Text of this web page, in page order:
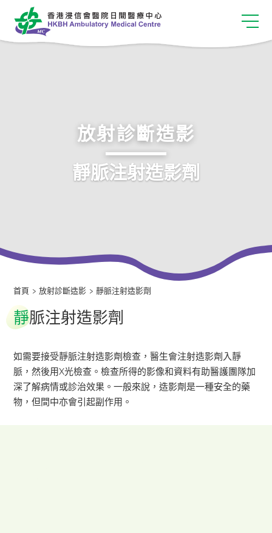
放射診斷造影
靜脈注射造影劑
首頁 > 放射診斷造影 > 靜脈注射造影劑
靜脈注射造影劑
如需要接受靜脈注射造影劑檢查，醫生會注射造影劑入靜
脈，然後用X光檢查。檢查所得的影像和資料有助醫護團隊加
深了解病情或診治效果。一般來說，造影劑是一種安全的藥
物，但間中亦會引起副作用。